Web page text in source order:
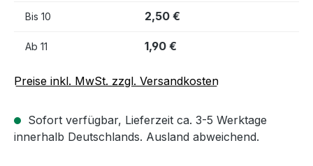
Bis 10 2,50 €
Ab 11 1,90 €
Preise inkl. MwSt. zzgl. Versandkosten
Sofort verfügbar, Lieferzeit ca. 3-5 Werktage
innerhalb Deutschlands. Ausland abweichend.